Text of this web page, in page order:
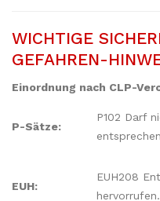
WICHTIGE
GEFAHREN-
Einordnung nach CLP-
P-Sätze:
P102 Darf
EUH:
EUH208
hervorrufen.